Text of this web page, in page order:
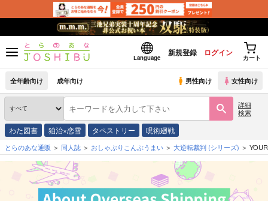
Language
新規登録 ログイン
カート
全年齢向け 成年向け 男性向け 女性向け
詳細
検索
わた図書 狛治×恋雪 タペストリー 呪術廻戦
とらのあな通販 同人誌 おしゃぶりこんぶうまい 大逆転裁判 (シリーズ)